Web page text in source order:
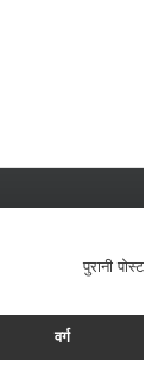
पुरानी पोस्ट
वर्ग